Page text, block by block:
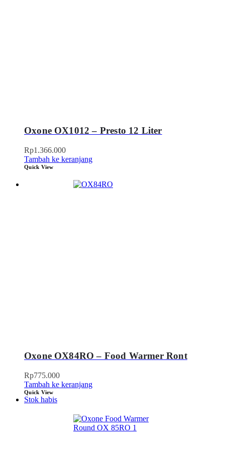
Oxone OX1012 – Presto 12 Liter
Rp1.366.000
Tambah ke keranjang
Quick View
Oxone OX84RO – Food Warmer Ront
Rp775.000
Tambah ke keranjang
Quick View
Stok habis